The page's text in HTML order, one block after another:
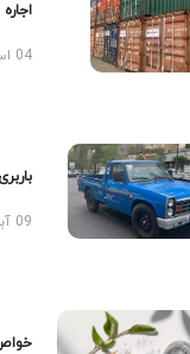
اجاره
04 اسفند 1404
09 آبان 1403
خواص